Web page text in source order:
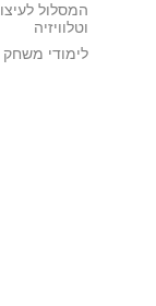
המסלול
וטלוויזיה
לימודי משחק